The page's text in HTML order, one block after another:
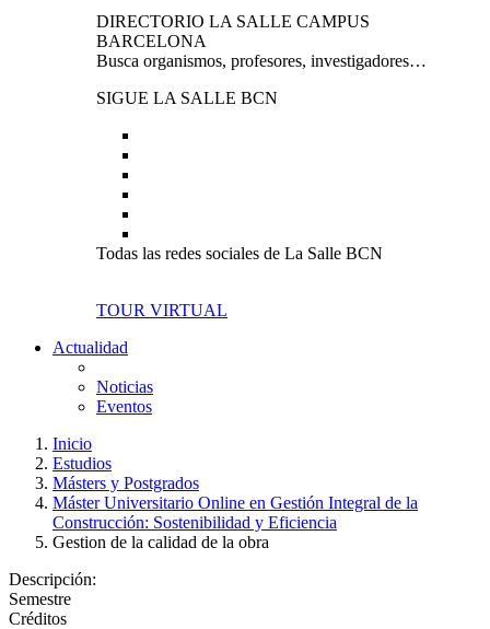
DIRECTORIO LA SALLE CAMPUS
BARCELONA
Busca organismos, profesores, investigadores…
SIGUE LA SALLE BCN
Todas las redes sociales de La Salle BCN
TOUR VIRTUAL
Actualidad
Noticias
Eventos
Inicio
Estudios
Másters y Postgrados
Máster Universitario Online en Gestión Integral de la
Construcción: Sostenibilidad y Eficiencia
Gestion de la calidad de la obra
Descripción:
Semestre
Créditos